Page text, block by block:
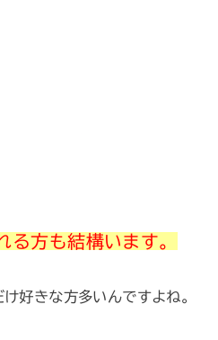
方も結構います。
好きな方多いんですよね。